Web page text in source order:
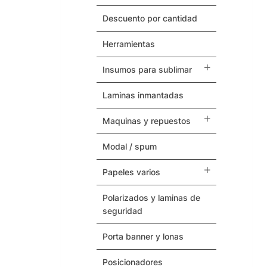
Herramientas
Termovinilos
Botones – Pins
Cintas Adhesivas
Papeles Varios
Insumos para Sublimar
Laminas Inmantadas
Soporte / Sustratos
Serigrafia
descuento por cantidad
herramientas
insumos para sublimar
laminas inmantadas
maquinas y repuestos
modal / spum
papeles varios
polarizados y laminas de
seguridad
porta banner y lonas
posicionadores